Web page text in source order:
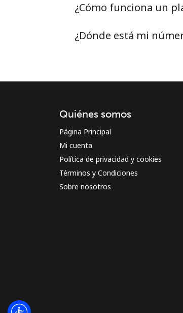
¿Cómo funciona un
¿Dónde está mi
Quiénes somos
Página Principal
Mi cuenta
Política de privacidad y cookies
Términos y Condiciones
Sobre nosotros